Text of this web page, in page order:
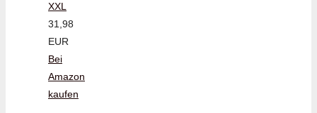
XXL
31,98
EUR
Bei
Amazon
kaufen